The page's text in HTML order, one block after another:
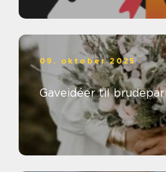
09. oktober 2025
Gaveidéer til